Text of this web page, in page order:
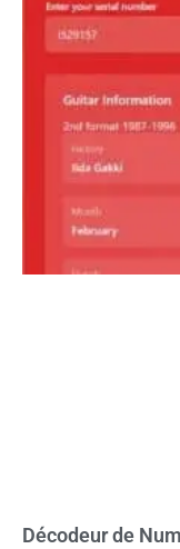
Décodeur de